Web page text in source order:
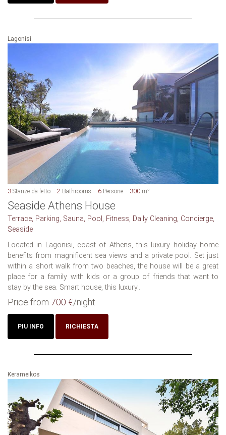
Lagonisi
3 Stanze da letto 2 Bathrooms 6 Persone 300 m²
Seaside Athens House
Terrace, Parking, Sauna, Pool, Fitness, Daily Cleaning, Concierge,
Seaside
Located in Lagonisi, coast of Athens, this luxury holiday home
benefits from magnificent sea views and a private pool. Set just
within a short walk from two beaches, the house will be a great
place for a family with kids or a group of friends that want to
stay by the sea. Smart house, this luxury...
Price from 700 €/night
PIU INFO RICHIESTA
Kerameikos